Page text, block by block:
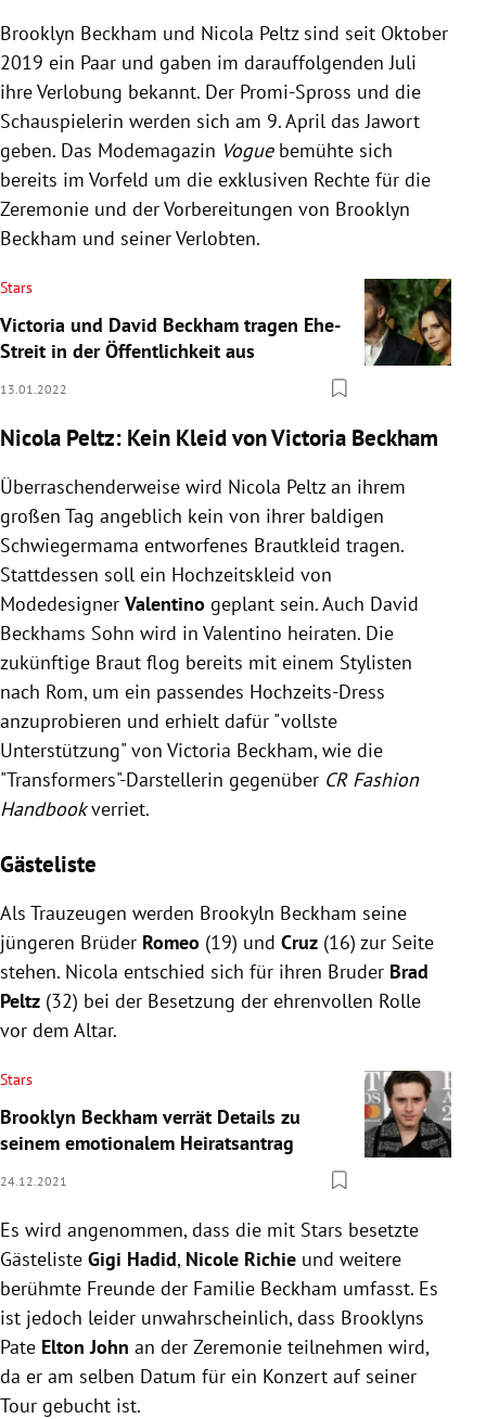
Brooklyn Beckham und Nicola Peltz sind seit Oktober
2019 ein Paar und gaben im darauffolgenden Juli
ihre Verlobung bekannt. Der Promi-Spross und die
Schauspielerin werden sich am 9. April das Jawort
geben. Das Modemagazin Voguebemühte sich
bereits im Vorfeld um die exklusiven Rechte für die
Zeremonie und der Vorbereitungen von Brooklyn
Beckham und seiner Verlobten.
Stars
Victoria und David Beckham tragen Ehe-
Streit in der Öffentlichkeit aus
13.01.2022
Nicola Peltz: Kein Kleid von Victoria Beckham
Überraschenderweise wird Nicola Peltz an ihrem
großen Tag angeblich kein von ihrer baldigen
Schwiegermama entworfenes Brautkleid tragen.
Stattdessen soll ein Hochzeitskleid von
Modedesigner Valentino geplant sein. Auch David
Beckhams Sohn wird in Valentino heiraten. Die
zukünftige Braut flog bereits mit einem Stylisten
nach Rom, um ein passendes Hochzeits-Dress
anzuprobieren und erhielt dafür "vollste
Unterstützung" von Victoria Beckham, wie die
"Transformers"-Darstellerin gegenüber CR Fashion
Handbookverriet.
Gästeliste
Als Trauzeugen werden Brookyln Beckham seine
jüngeren Brüder Romeo (19) und Cruz (16) zur Seite
stehen. Nicola entschied sich für ihren Bruder Brad
Peltz (32) bei der Besetzung der ehrenvollen Rolle
vor dem Altar.
Stars
Brooklyn Beckham verrät Details zu
seinem emotionalem Heiratsantrag
24.12.2021
Es wird angenommen, dass die mit Stars besetzte
Gästeliste Gigi Hadid, Nicole Richie und weitere
berühmte Freunde der Familie Beckham umfasst. Es
ist jedoch leider unwahrscheinlich, dass Brooklyns
Pate Elton John an der Zeremonie teilnehmen wird,
da er am selben Datum für ein Konzert auf seiner
Tour gebucht ist.